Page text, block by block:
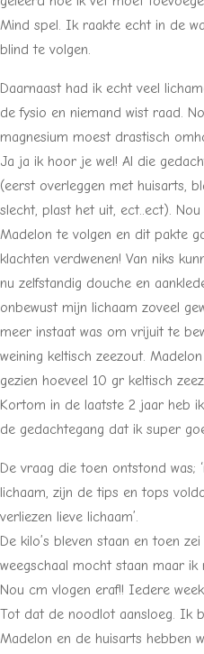
Mind spel. Ik raakte echt in de
blind te volgen.
Daarnaast had ik echt veel
de fysio en niemand wist raad.
magnesium moest drastisch
Ja ja ik hoor je wel! Al die
(eerst overleggen met huisarts,
slecht, plast het uit, ect..ect).
Madelon te volgen en dit pakte
klachten verdwenen! Van niks
nu zelfstandig douche en
onbewust mijn lichaam zoveel
meer instaat was om vrijuit te
weining keltisch zeezout.
gezien hoeveel 10 gr keltisch
Kortom in de laatste 2 jaar heb
de gedachtegang dat ik super
De vraag die toen ontstond was;
lichaam, zijn de tips en tops
verliezen lieve lichaam’.
De kilo’s bleven staan en toen
weegschaal mocht staan maar
Nou cm vlogen eraf!! Iedere
Tot dat de noodlot aansloeg. Ik
Madelon en de huisarts hebben